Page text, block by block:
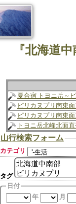
『北海道
夏合宿 トヨニ岳～
ピリカヌプリ南東
ピリカヌプリ南東
トヨニ岳北峰北面
山行検索フォーム
カテゴリ
タグ
日付
年
月